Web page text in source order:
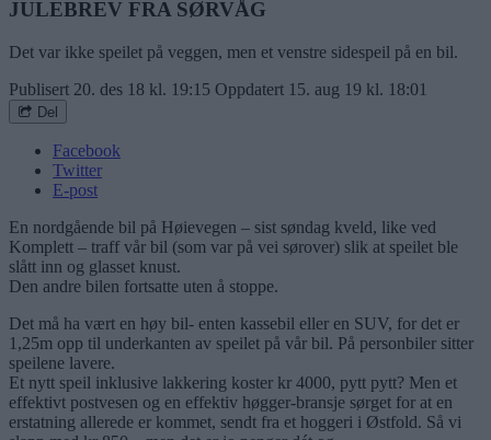
JULEBREV FRA SØRVÅG
Det var ikke speilet på veggen, men et venstre sidespeil på en bil.
Publisert 20. des 18 kl. 19:15 Oppdatert 15. aug 19 kl. 18:01
Del
Facebook
Twitter
E-post
En nordgående bil på Høievegen – sist søndag kveld, like ved
Komplett – traff vår bil (som var på vei sørover) slik at speilet ble
slått inn og glasset knust.
Den andre bilen fortsatte uten å stoppe.
Det må ha vært en høy bil- enten kassebil eller en SUV, for det er
1,25m opp til underkanten av speilet på vår bil. På personbiler sitter
speilene lavere.
Et nytt speil inklusive lakkering koster kr 4000, pytt pytt? Men et
effektivt postvesen og en effektiv høgger-bransje sørget for at en
erstatning allerede er kommet, sendt fra et hoggeri i Østfold. Så vi